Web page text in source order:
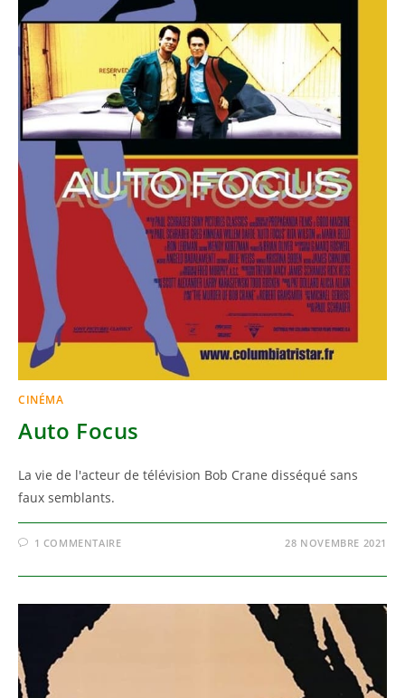
CINÉMA
Auto Focus
La vie de l'acteur de télévision Bob Crane disséqué sans
faux semblants.
1 COMMENTAIRE 28 NOVEMBRE 2021